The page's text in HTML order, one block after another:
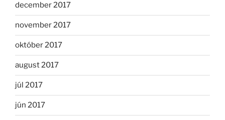
december 2017
november 2017
október 2017
august 2017
júl 2017
jún 2017